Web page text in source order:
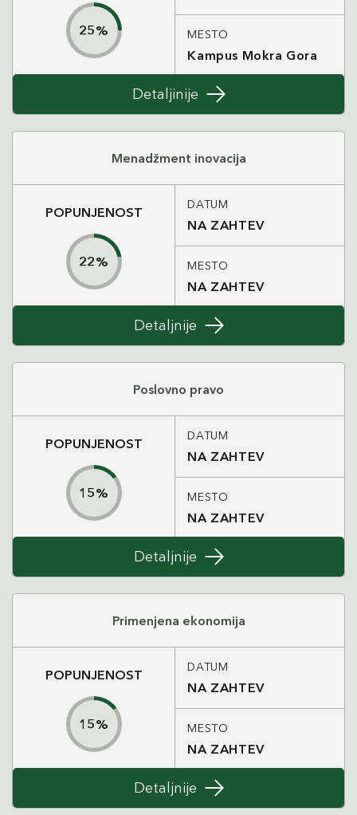
25% MESTO
Kampus Mokra Gora
Detaljinije
Menadžment inovacija
POPUNJENOST
22%
DATUM
NA ZAHTEV
MESTO
NA ZAHTEV
Detaljnije
Poslovno pravo
POPUNJENOST
15%
DATUM
NA ZAHTEV
MESTO
NA ZAHTEV
Detaljnije
Primenjena ekonomija
POPUNJENOST
15%
DATUM
NA ZAHTEV
MESTO
NA ZAHTEV
Detaljnije